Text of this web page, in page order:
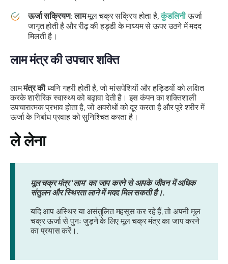
ऊर्जा सक्रियण:लाममूल चक्र सक्रिय होता है,कुंडलिनीऊर्जा
जागृत होती है और रीढ़ की हड्डी के माध्यम से ऊपर उठने में मदद
मिलती है।
लाम मंत्र की उपचार शक्ति
लाममंत्र कीध्वनि गहरी होती है, जो मांसपेशियों और हड्डियों को लक्षित
करके शारीरिक स्वास्थ्य को बढ़ावा देती है। इस कंपन का शक्तिशाली
उपचारात्मक प्रभाव होता है, जो अवरोधों को दूर करता है और पूरे शरीर में
ऊर्जा के निर्बाध प्रवाह को सुनिश्चित करता है।
ले लेना
मूल चक्र मंत्र 'लाम' का जाप करने से आपके जीवन में अधिक
संतुलन और स्थिरता लाने में मदद मिल सकती है।.
यदि आप अस्थिर या असंतुलित महसूस कर रहे हैं, तो अपनी मूल
चक्र ऊर्जा से पुनः जुड़ने के लिए मूल चक्र मंत्र का जाप करने
का प्रयास करें।.